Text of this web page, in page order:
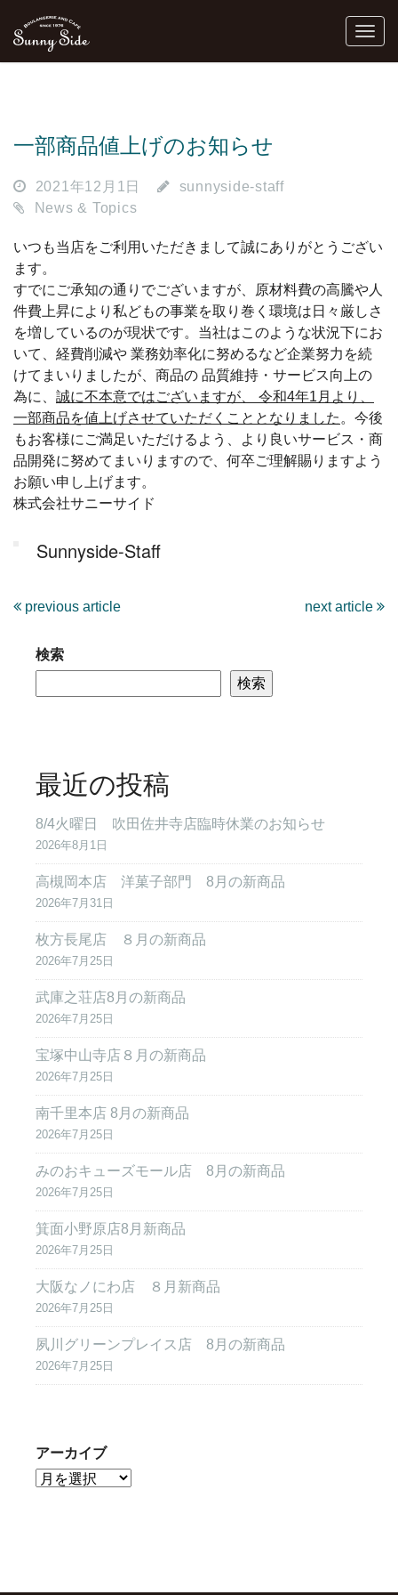
一部商品値上げのお知らせ
2021年12月1日
sunnyside-staff
News & Topics
いつも当店をご利用いただきまして誠にありがとうござい
ます。
すでにご承知の通りでございますが、原材料費の高騰や人
件費上昇により私どもの事業を取り巻く環境は日々厳しさ
を増しているのが現状です。当社はこのような状況下にお
いて、経費削減や 業務効率化に努めるなど企業努力を続
けてまいりましたが、商品の 品質維持・サービス向上の
為に、 誠に不本意ではございますが、 令和4年1月より、
一部商品を値上げさせていただくこととなりました 。今後
もお客様にご満足いただけるよう、より良いサービス・商
品開発に努めてまいりますので、何卒ご理解賜りますよう
お願い申し上げます。
株式会社サニーサイド
Sunnyside-Staff
previous article next article
検索
検索
最近の投稿
8/4火曜日 吹田佐井寺店臨時休業のお知らせ
2026年8月1日
高槻岡本店 洋菓子部門 8月の新商品
2026年7月31日
枚方長尾店 ８月の新商品
2026年7月25日
武庫之荘店8月の新商品
2026年7月25日
宝塚中山寺店８月の新商品
2026年7月25日
南千里本店 8月の新商品
2026年7月25日
みのおキューズモール店 8月の新商品
2026年7月25日
箕面小野原店8月新商品
2026年7月25日
大阪なノにわ店 ８月新商品
2026年7月25日
夙川グリーンプレイス店 8月の新商品
2026年7月25日
アーカイブ